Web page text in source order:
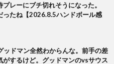
レーにブチ切れそうになった。
ったね【2026.8.5ハンドボール感
ッドマン全然わからんな。前手の差
がするけど。グッドマンのvsサウス